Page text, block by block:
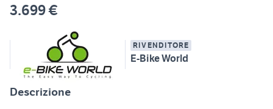
3.699 €
RIVENDITORE
E-Bike World
Descrizione